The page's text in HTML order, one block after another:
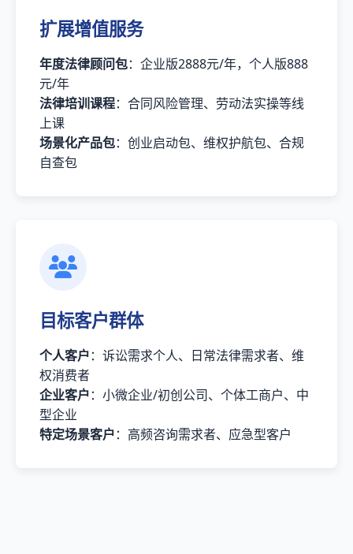
扩展增值服务
年度法律顾问包：企业版2888元/年，个人版888
元/年
法律培训课程：合同风险管理、劳动法实操等线
上课
场景化产品包：创业启动包、维权护航包、合规
自查包
目标客户群体
个人客户：诉讼需求个人、日常法律需求者、维
权消费者
企业客户：小微企业/初创公司、个体工商户、中
型企业
特定场景客户：高频咨询需求者、应急型客户